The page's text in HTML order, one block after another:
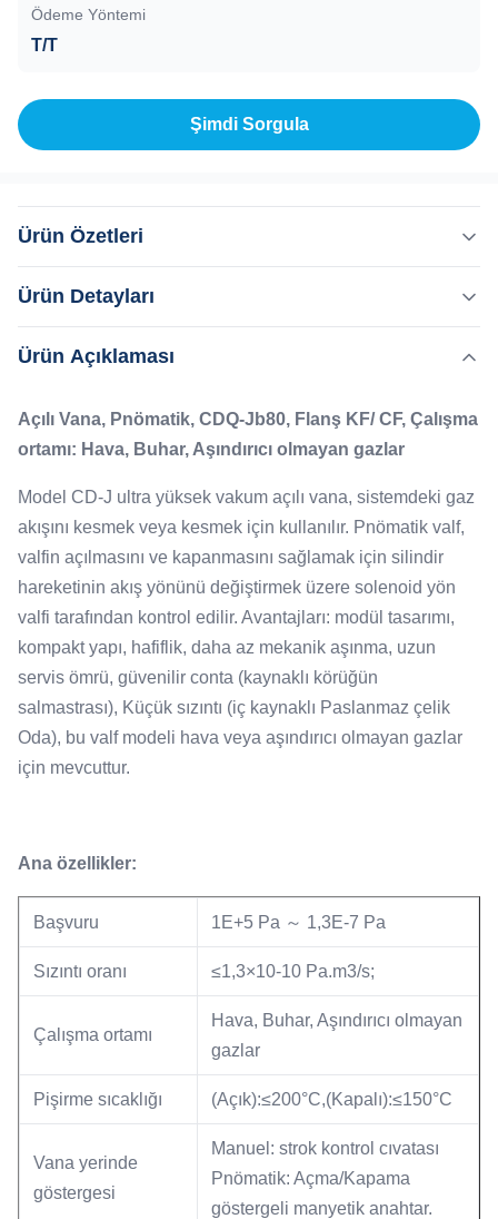
Ödeme Yöntemi
T/T
Şimdi Sorgula
Ürün Özetleri
ortamı: Hava, Buhar, Aşındırıcı olmayan gazlar Model CD-J
kesmek veya kesmek için kullanılır. Pnömatik valf, valfin
hareketinin akış yönünü de...
Ürün Detayları
Vurgulamak: Pnömatik vakum valfi
Leak Rate:
1E+5 Pa ～ 1,3E-7 Pa
Paslanmaz çelik
Drive Mode:
Film, Müzik, Haber
Flange:
DN80 CF, KF
Ürün Açıklaması
Açılı Vana, Pnömatik, CDQ-Jb80, Flanş KF/ CF, Çalışma
ortamı: Hava, Buhar, Aşındırıcı olmayan gazlar
Model CD-J ultra yüksek vakum açılı vana, sistemdeki gaz
akışını kesmek veya kesmek için kullanılır. Pnömatik valf,
valfin açılmasını ve kapanmasını sağlamak için silindir
hareketinin akış yönünü değiştirmek üzere solenoid yön
valfi tarafından kontrol edilir. Avantajları: modül tasarımı,
kompakt yapı, hafiflik, daha az mekanik aşınma, uzun
servis ömrü, güvenilir conta (kaynaklı körüğün
salmastrası), Küçük sızıntı (iç kaynaklı Paslanmaz çelik
Oda), bu valf modeli hava veya aşındırıcı olmayan gazlar
için mevcuttur.
Ana özellikler:
Başvuru 1E+5 Pa ～ 1,3E-7 Pa
Sızıntı oranı ≤1,3×10-10 Pa.m3/s;
Çalışma ortamı
Hava, Buhar, Aşındırıcı olmayan
gazlar
Pişirme sıcaklığı (Açık):≤200°C,(Kapalı):≤150°C
Vana yerinde
göstergesi
Manuel: strok kontrol cıvatası
Pnömatik: Açma/Kapama
göstergeli manyetik anahtar.